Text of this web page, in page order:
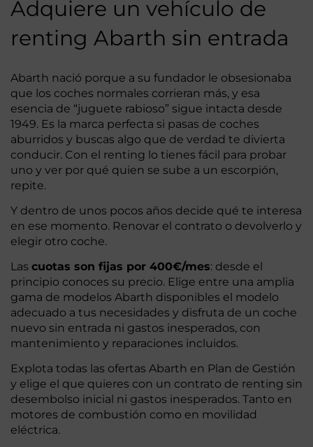
Adquiere un vehículo de
renting Abarth sin entrada
Abarth nació porque a su fundador le obsesionaba
que los coches normales corrieran más, y esa
esencia de “juguete rabioso” sigue intacta desde
1949. Es la marca perfecta si pasas de coches
aburridos y buscas algo que de verdad te divierta
conducir. Con el renting lo tienes fácil para probar
uno y ver por qué quien se sube a un escorpión,
repite.
Y dentro de unos pocos años decide qué te interesa
en ese momento. Renovar el contrato o devolverlo y
elegir otro coche.
Las cuotas son fijas por 400€/mes: desde el
principio conoces su precio. Elige entre una amplia
gama de modelos Abarth disponibles el modelo
adecuado a tus necesidades y disfruta de un coche
nuevo sin entrada ni gastos inesperados, con
mantenimiento y reparaciones incluidos.
Explota todas las ofertas Abarth en Plan de Gestión
y elige el que quieres con un contrato de renting sin
desembolso inicial ni gastos inesperados. Tanto en
motores de combustión como en movilidad
eléctrica.